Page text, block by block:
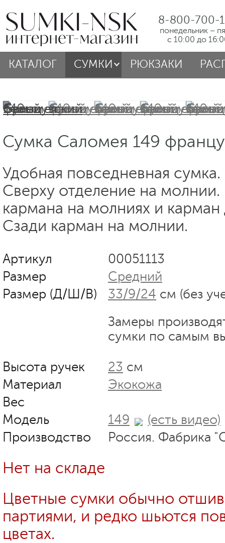
8-800-700-
понедельник –
с 10:00 до
КАТАЛОГ СУМКИ РЮКЗАКИ
Сумка Саломея 149
Удобная повседневная сумка.
Сверху отделение на молнии.
кармана на молниях и карман
Сзади карман на молнии.
Артикул
00051113
Размер
Средний
Размер (Д/Ш/В)
33/9/24 см (без
Замеры
сумки по самым
Высота ручек 23 см
Материал
Экокожа
Вес
Модель
149
(есть видео)
Производство
Россия. Фабрика
Нет на складе
Цветные сумки обычно
партиями, и редко шьются
цветах.